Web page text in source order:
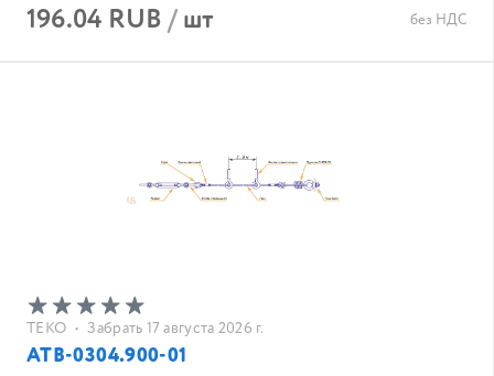
196.04 RUB/шт без НДС
ТЕКО • Забрать 17 августа 2026 г.
АТВ-0304.900-01